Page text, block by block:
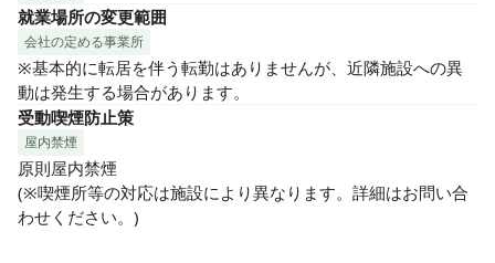
就業場所の変更範囲
会社の定める事業所
※基本的に転居を伴う転勤はありませんが、近隣施設への異
動は発生する場合があります。
受動喫煙防止策
屋内禁煙
原則屋内禁煙
(※喫煙所等の対応は施設により異なります。詳細はお問い合
わせください。)